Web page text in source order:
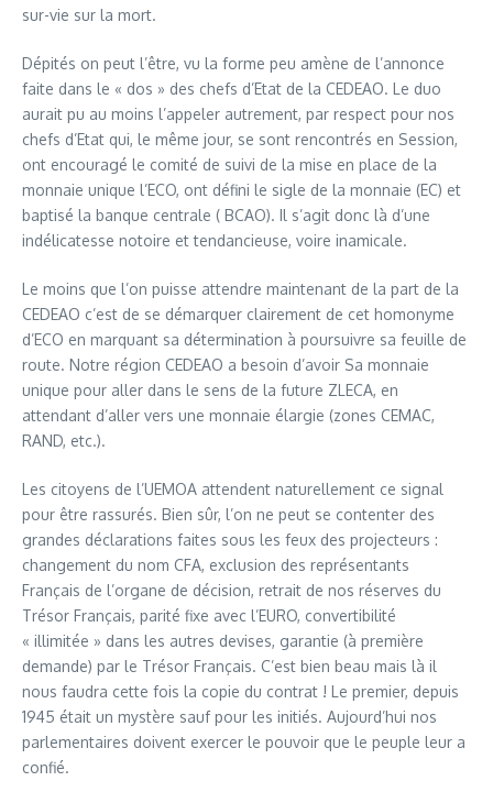
sur-vie sur la mort.
Dépités on peut l’être, vu la forme peu amène de l’annonce
faite dans le « dos » des chefs d’Etat de la CEDEAO. Le duo
aurait pu au moins l’appeler autrement, par respect pour nos
chefs d’Etat qui, le même jour, se sont rencontrés en Session,
ont encouragé le comité de suivi de la mise en place de la
monnaie unique l’ECO, ont défini le sigle de la monnaie (EC) et
baptisé la banque centrale ( BCAO). Il s’agit donc là d’une
indélicatesse notoire et tendancieuse, voire inamicale.
Le moins que l’on puisse attendre maintenant de la part de la
CEDEAO c’est de se démarquer clairement de cet homonyme
d’ECO en marquant sa détermination à poursuivre sa feuille de
route. Notre région CEDEAO a besoin d’avoir Sa monnaie
unique pour aller dans le sens de la future ZLECA, en
attendant d’aller vers une monnaie élargie (zones CEMAC,
RAND, etc.).
Les citoyens de l’UEMOA attendent naturellement ce signal
pour être rassurés. Bien sûr, l’on ne peut se contenter des
grandes déclarations faites sous les feux des projecteurs :
changement du nom CFA, exclusion des représentants
Français de l’organe de décision, retrait de nos réserves du
Trésor Français, parité fixe avec l’EURO, convertibilité
« illimitée » dans les autres devises, garantie (à première
demande) par le Trésor Français. C’est bien beau mais là il
nous faudra cette fois la copie du contrat ! Le premier, depuis
1945 était un mystère sauf pour les initiés. Aujourd’hui nos
parlementaires doivent exercer le pouvoir que le peuple leur a
confié.